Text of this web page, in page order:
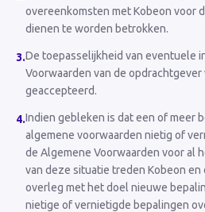
overeenkomsten met Kobeon voor
dienen te worden betrokken.
3.De toepasselijkheid van eventuele
Voorwaarden van de
geaccepteerd.
4.Indien gebleken is dat een of meer
algemene voorwaarden nietig of
de Algemene Voorwaarden voor al
van deze situatie treden Kobeon en
overleg met het doel nieuwe
nietige of vernietigde bepalingen